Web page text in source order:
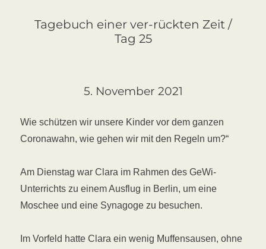
Tagebuch einer ver-rückten Zeit /
Tag 25
5. November 2021
Wie schützen wir unsere Kinder vor dem ganzen
Coronawahn, wie gehen wir mit den Regeln um?“
Am Dienstag war Clara im Rahmen des GeWi-
Unterrichts zu einem Ausflug in Berlin, um eine
Moschee und eine Synagoge zu besuchen.
Im Vorfeld hatte Clara ein wenig Muffensausen, ohne